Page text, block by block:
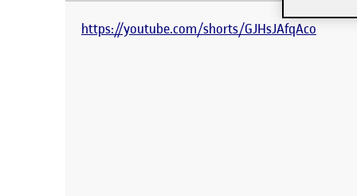
https://youtube.com/shorts/GJHsJAfqAco